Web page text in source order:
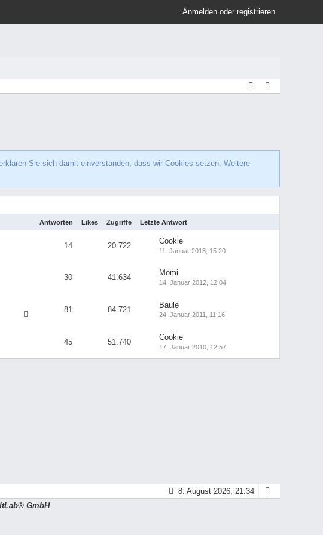
Anmelden oder registrieren
Sie sich damit einverstanden, dass wir Cookies setzen. Weitere
Antworten Likes Zugriffe Letzte Antwort
14 20.722
Cookie
11. Januar 2013, 15:20
30 41.634
Mömi
14. Januar 2012, 12:04
81 84.721
Baule
24. Januar 2011, 11:16
45 51.740
Cookie
17. Januar 2010, 12:57
8. August 2026, 21:34
GmbH